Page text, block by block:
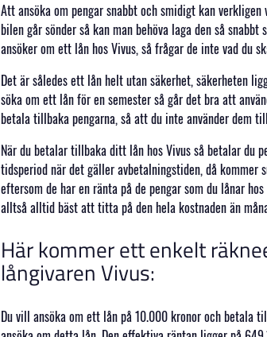
Att ansöka om pengar snabbt och smidigt kan
bilen går sönder så kan man behöva laga den så
ansöker om ett lån hos Vivus, så frågar de inte vad du
Det är således ett lån helt utan säkerhet, säkerheten
söka om ett lån för en semester så går det bra att
betala tillbaka pengarna, så att du inte använder dem
När du betalar tillbaka ditt lån hos Vivus så betalar du
tidsperiod när det gäller avbetalningstiden, då kommer
eftersom de har en ränta på de pengar som du lånar
alltså alltid bäst att titta på den hela kostnaden än
Här kommer ett enkelt
långivaren Vivus:
Du vill ansöka om ett lån på 10.000 kronor och betala